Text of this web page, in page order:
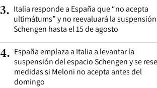
3. Italia responde a España que “no acepta
ultimátums” y no reevaluará la
Schengen hasta el 15 de agosto
4. España emplaza a Italia a levantar la
suspensión del espacio Schengen y se
medidas si Meloni no acepta antes del
domingo